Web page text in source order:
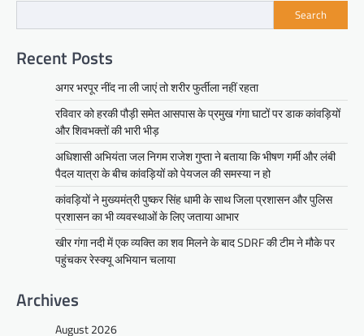
Search
Recent Posts
अगर भरपूर नींद ना ली जाएं तो शरीर फुर्तीला नहीं रहता
रविवार को हरकी पौड़ी समेत आसपास के प्रमुख गंगा घाटों पर डाक कांवड़ियों
और शिवभक्तों की भारी भीड़
अधिशासी अभियंता जल निगम राजेश गुप्ता ने बताया कि भीषण गर्मी और लंबी
पैदल यात्रा के बीच कांवड़ियों को पेयजल की समस्या न हो
कांवड़ियों ने मुख्यमंत्री पुष्कर सिंह धामी के साथ जिला प्रशासन और पुलिस
प्रशासन का भी व्यवस्थाओं के लिए जताया आभार
खीर गंगा नदी में एक व्यक्ति का शव मिलने के बाद SDRF की टीम ने मौके पर
पहुंचकर रेस्क्यू अभियान चलाया
Archives
August 2026